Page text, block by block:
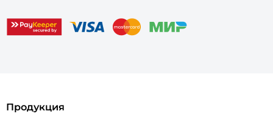
Продукция